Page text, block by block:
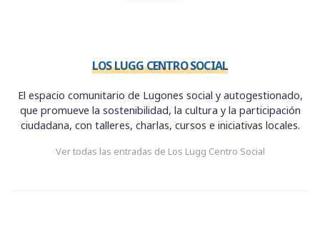
LOS LUGG CENTRO SOCIAL
El espacio comunitario de Lugones social y autogestionado,
que promueve la sostenibilidad, la cultura y la participación
ciudadana, con talleres, charlas, cursos e iniciativas locales.
Ver todas las entradas de Los Lugg Centro Social